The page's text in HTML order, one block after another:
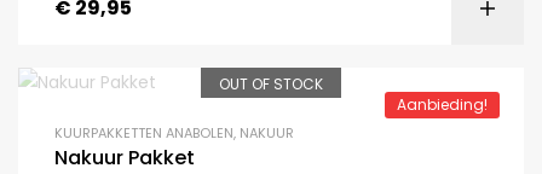
€ 29,95
Aanbieding!
OUT OF STOCK
KUURPAKKETTEN ANABOLEN, NAKUUR
Nakuur Pakket